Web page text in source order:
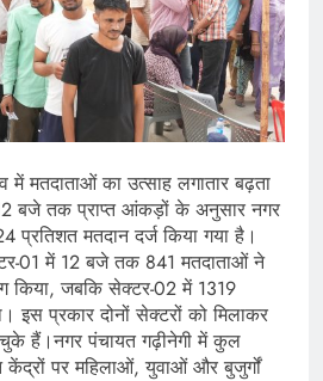
में मतदाताओं का उत्साह लगातार बढ़ता
बजे तक प्राप्त आंकड़ों के अनुसार नगर
प्रतिशत मतदान दर्ज किया गया है।
01 में 12 बजे तक 841 मतदाताओं ने
किया, जबकि सेक्टर-02 में 1319
इस प्रकार दोनों सेक्टरों को मिलाकर
हैं।नगर पंचायत गढ़ीनेगी में कुल
केंद्रों पर महिलाओं, युवाओं और बुजुर्गों